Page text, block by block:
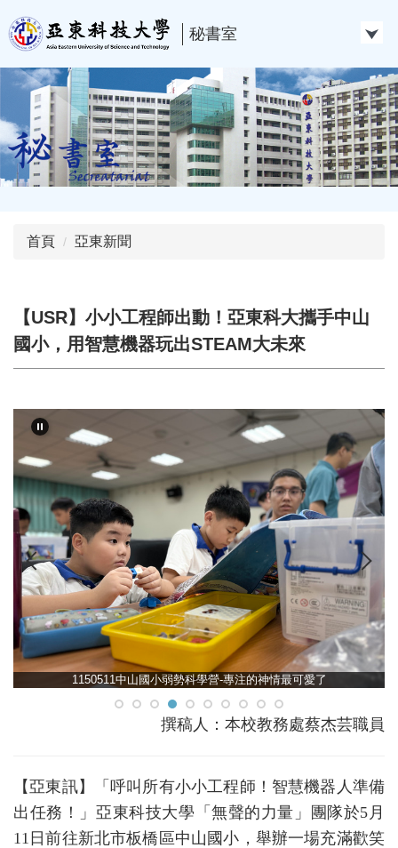
到
主
要
內
區
秘書室
首頁 亞東新聞
【USR】小小工程師出動！亞東科大攜手中山
國小，用智慧機器玩出STEAM大未來
1150511中山國小弱勢科學營-專注的神情最可愛了
撰稿人：本校教務處蔡杰芸職員
【亞東訊】「呼叫所有小小工程師！智慧機器人準備
出任務！」亞東科技大學「無聲的力量」團隊於5月
11日前往新北市板橋區中山國小，舉辦一場充滿歡笑